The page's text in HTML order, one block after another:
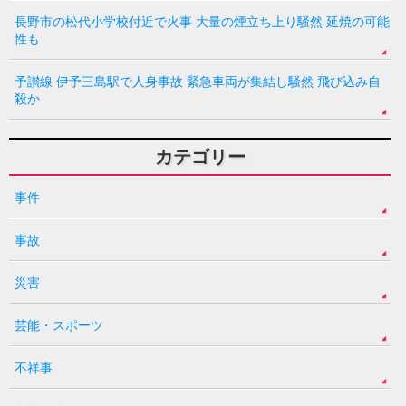
長野市の松代小学校付近で火事 大量の煙立ち上り騒然 延焼の可能
性も
予讃線 伊予三島駅で人身事故 緊急車両が集結し騒然 飛び込み自
殺か
カテゴリー
事件
事故
災害
芸能・スポーツ
不祥事